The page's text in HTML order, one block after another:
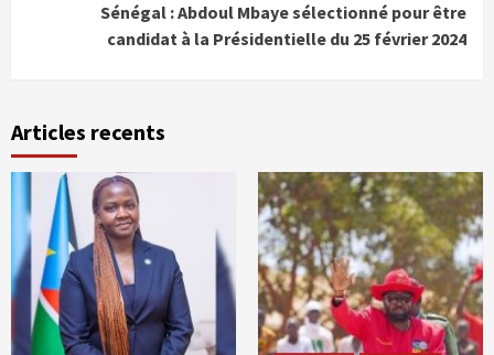
Sénégal : Abdoul Mbaye sélectionné pour être
candidat à la Présidentielle du 25 février 2024
Articles recents